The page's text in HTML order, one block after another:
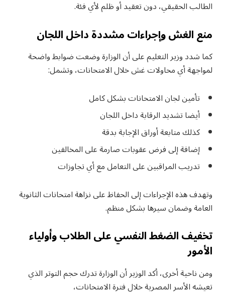
الطالب الحقيقي، دون تعقيد أو ظلم لأي فئة.
منع الغش وإجراءات مشددة داخل اللجان
كما شدد وزير التعليم على أن الوزارة وضعت ضوابط واضحة
لمواجهة أي محاولات غش خلال الامتحانات، وتشمل:
تأمين لجان الامتحانات بشكل كامل
أيضا تشديد الرقابة داخل اللجان
كذلك متابعة أوراق الإجابة بدقة
إضافة إلى فرض عقوبات صارمة على المخالفين
تدريب المراقبين على التعامل مع أي تجاوزات
وتهدف هذه الإجراءات إلى الحفاظ على نزاهة امتحانات الثانوية
العامة وضمان سيرها بشكل منظم.
تخفيف الضغط النفسي على الطلاب وأولياء
الأمور
ومن ناحية أخرى، أكد الوزير أن الوزارة تدرك حجم التوتر الذي
تعيشه الأسر المصرية خلال فترة الامتحانات،